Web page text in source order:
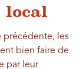
local
précédente, les
bien faire de
par leur